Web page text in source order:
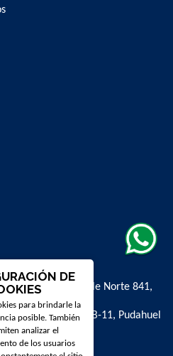
Avenida Valle Norte 841,
500, bodega B-11, Pudahuel
DE
para brindarle la
posible. También
analizar el
de los usuarios